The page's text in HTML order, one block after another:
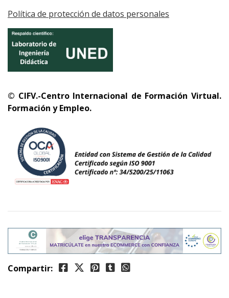
Política de protección de datos personales
© CIFV.-Centro Internacional de Formación Virtual.
Formación y Empleo.
Compartir: